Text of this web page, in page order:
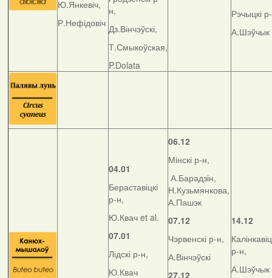
Ю.Янкевіч,
Р.Нефідовіч
н,
Дз.Вінчэўскі,
Т.Смыкоўская,
P.Dolata
Рэчыцкі
А.Шэўчык
04.01
Бераставіцкі
р-н,
Ю.Квач et al.
07.01
Лідскі р-н,
Ю.Квач
06.12
Мінскі р-н,
А.Барадзін,
Н.Кузьмянкова,
А.Пашэк
07.12
Чэрвенскі р-н,
А.Вінчэўскі
27.12
14.12
р-н,
А.Шэўчык